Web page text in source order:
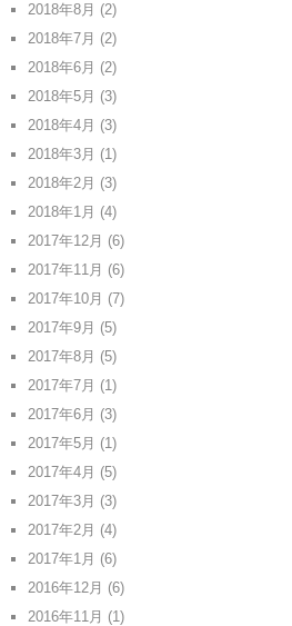
2018年8月 (2)
2018年7月 (2)
2018年6月 (2)
2018年5月 (3)
2018年4月 (3)
2018年3月 (1)
2018年2月 (3)
2018年1月 (4)
2017年12月 (6)
2017年11月 (6)
2017年10月 (7)
2017年9月 (5)
2017年8月 (5)
2017年7月 (1)
2017年6月 (3)
2017年5月 (1)
2017年4月 (5)
2017年3月 (3)
2017年2月 (4)
2017年1月 (6)
2016年12月 (6)
2016年11月 (1)